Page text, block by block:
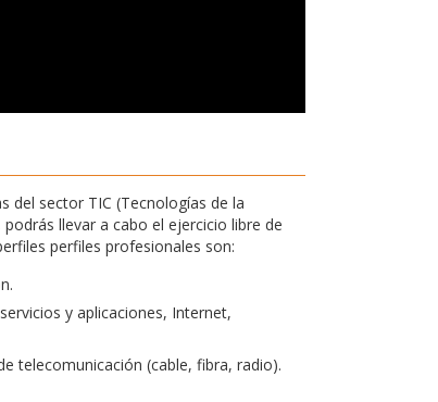
del sector TIC (Tecnologías de la
llevar a cabo el ejercicio libre de
perfiles profesionales son:
y aplicaciones, Internet,
telecomunicación (cable, fibra, radio).